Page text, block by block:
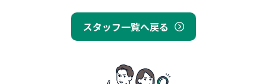
スタッフ一覧へ戻る